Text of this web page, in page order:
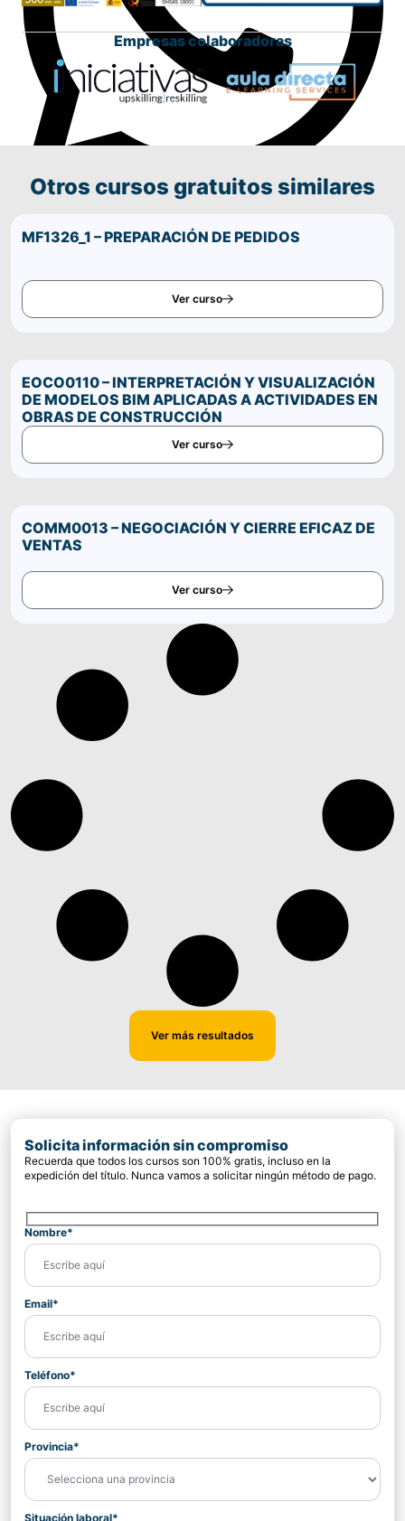
Empresas colaboradoras
Otros cursos gratuitos similares
MF1326_1 – PREPARACIÓN DE PEDIDOS
Ver curso
EOCO0110 – INTERPRETACIÓN Y VISUALIZACIÓN
DE MODELOS BIM APLICADAS A ACTIVIDADES EN
OBRAS DE CONSTRUCCIÓN
Ver curso
COMM0013 – NEGOCIACIÓN Y CIERRE EFICAZ DE
VENTAS
Ver curso
Ver más resultados
Solicita información sin compromiso
Recuerda que todos los cursos son 100% gratis, incluso en la
expedición del título. Nunca vamos a solicitar ningún método de pago.
Nombre*
Email*
Teléfono*
Provincia*
Situación laboral*